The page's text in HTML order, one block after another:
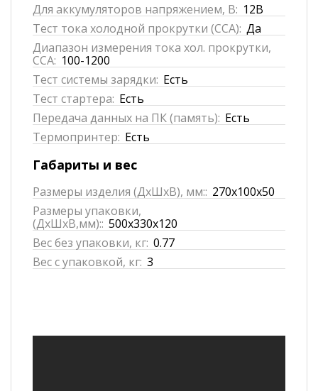
Для аккумуляторов напряжением, В: 12В
Тест тока холодной прокрутки (CCA): Да
Диапазон измерения тока хол. прокрутки,
ССА: 100-1200
Тест системы зарядки: Есть
Тест стартера: Есть
Передача данных на ПК (память): Есть
Термопринтер: Есть
Габариты и вес
Размеры изделия (ДхШхВ), мм:: 270x100x50
Размеры упаковки,
(ДхШхВ,мм):: 500x330x120
Вес без упаковки, кг: 0.77
Вес с упаковкой, кг: 3